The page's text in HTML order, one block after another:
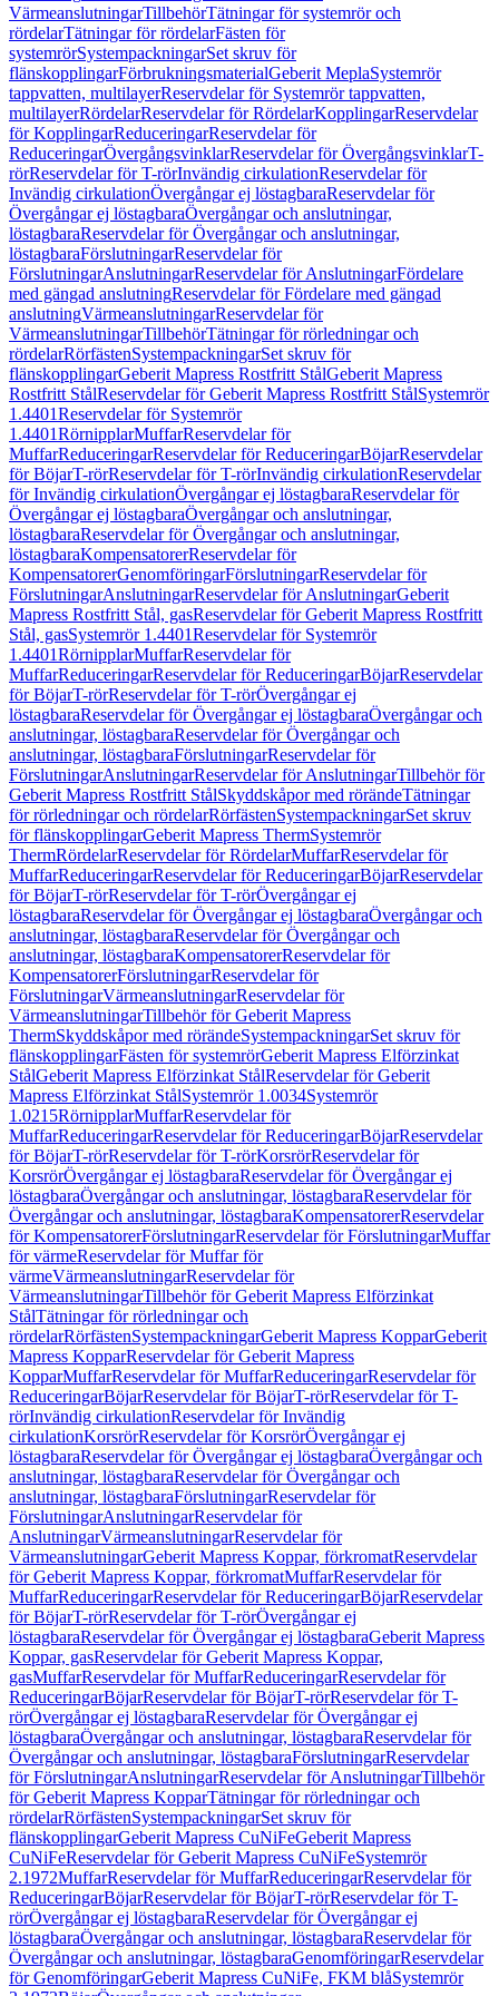
VärmeanslutningarTillbehörTätningar för systemrör och
rördelarTätningar för rördelarFästen för
systemrörSystempackningarSet skruv för
flänskopplingarFörbrukningsmaterialGeberit MeplaSystemrör
tappvatten, multilayerReservdelar för Systemrör tappvatten,
multilayerRördelarReservdelar för RördelarKopplingarReservdelar
för KopplingarReduceringarReservdelar för
ReduceringarÖvergångsvinklarReservdelar för ÖvergångsvinklarT-
rörReservdelar för T-rörInvändig cirkulationReservdelar för
Invändig cirkulationÖvergångar ej löstagbaraReservdelar för
Övergångar ej löstagbaraÖvergångar och anslutningar,
löstagbaraReservdelar för Övergångar och anslutningar,
löstagbaraFörslutningarReservdelar för
FörslutningarAnslutningarReservdelar för AnslutningarFördelare
med gängad anslutningReservdelar för Fördelare med gängad
anslutningVärmeanslutningarReservdelar för
VärmeanslutningarTillbehörTätningar för rörledningar och
rördelarRörfästenSystempackningarSet skruv för
flänskopplingarGeberit Mapress Rostfritt StålGeberit Mapress
Rostfritt StålReservdelar för Geberit Mapress Rostfritt StålSystemrör
1.4401Reservdelar för Systemrör
1.4401RörnipplarMuffarReservdelar för
MuffarReduceringarReservdelar för ReduceringarBöjarReservdelar
för BöjarT-rörReservdelar för T-rörInvändig cirkulationReservdelar
för Invändig cirkulationÖvergångar ej löstagbaraReservdelar för
Övergångar ej löstagbaraÖvergångar och anslutningar,
löstagbaraReservdelar för Övergångar och anslutningar,
löstagbaraKompensatorerReservdelar för
KompensatorerGenomföringarFörslutningarReservdelar för
FörslutningarAnslutningarReservdelar för AnslutningarGeberit
Mapress Rostfritt Stål, gasReservdelar för Geberit Mapress Rostfritt
Stål, gasSystemrör 1.4401Reservdelar för Systemrör
1.4401RörnipplarMuffarReservdelar för
MuffarReduceringarReservdelar för ReduceringarBöjarReservdelar
för BöjarT-rörReservdelar för T-rörÖvergångar ej
löstagbaraReservdelar för Övergångar ej löstagbaraÖvergångar och
anslutningar, löstagbaraReservdelar för Övergångar och
anslutningar, löstagbaraFörslutningarReservdelar för
FörslutningarAnslutningarReservdelar för AnslutningarTillbehör för
Geberit Mapress Rostfritt StålSkyddskåpor med rörändeTätningar
för rörledningar och rördelarRörfästenSystempackningarSet skruv
för flänskopplingarGeberit Mapress ThermSystemrör
ThermRördelarReservdelar för RördelarMuffarReservdelar för
MuffarReduceringarReservdelar för ReduceringarBöjarReservdelar
för BöjarT-rörReservdelar för T-rörÖvergångar ej
löstagbaraReservdelar för Övergångar ej löstagbaraÖvergångar och
anslutningar, löstagbaraReservdelar för Övergångar och
anslutningar, löstagbaraKompensatorerReservdelar för
KompensatorerFörslutningarReservdelar för
FörslutningarVärmeanslutningarReservdelar för
VärmeanslutningarTillbehör för Geberit Mapress
ThermSkyddskåpor med rörändeSystempackningarSet skruv för
flänskopplingarFästen för systemrörGeberit Mapress Elförzinkat
StålGeberit Mapress Elförzinkat StålReservdelar för Geberit
Mapress Elförzinkat StålSystemrör 1.0034Systemrör
1.0215RörnipplarMuffarReservdelar för
MuffarReduceringarReservdelar för ReduceringarBöjarReservdelar
för BöjarT-rörReservdelar för T-rörKorsrörReservdelar för
KorsrörÖvergångar ej löstagbaraReservdelar för Övergångar ej
löstagbaraÖvergångar och anslutningar, löstagbaraReservdelar för
Övergångar och anslutningar, löstagbaraKompensatorerReservdelar
för KompensatorerFörslutningarReservdelar för FörslutningarMuffar
för värmeReservdelar för Muffar för
värmeVärmeanslutningarReservdelar för
VärmeanslutningarTillbehör för Geberit Mapress Elförzinkat
StålTätningar för rörledningar och
rördelarRörfästenSystempackningarGeberit Mapress KopparGeberit
Mapress KopparReservdelar för Geberit Mapress
KopparMuffarReservdelar för MuffarReduceringarReservdelar för
ReduceringarBöjarReservdelar för BöjarT-rörReservdelar för T-
rörInvändig cirkulationReservdelar för Invändig
cirkulationKorsrörReservdelar för KorsrörÖvergångar ej
löstagbaraReservdelar för Övergångar ej löstagbaraÖvergångar och
anslutningar, löstagbaraReservdelar för Övergångar och
anslutningar, löstagbaraFörslutningarReservdelar för
FörslutningarAnslutningarReservdelar för
AnslutningarVärmeanslutningarReservdelar för
VärmeanslutningarGeberit Mapress Koppar, förkromatReservdelar
för Geberit Mapress Koppar, förkromatMuffarReservdelar för
MuffarReduceringarReservdelar för ReduceringarBöjarReservdelar
för BöjarT-rörReservdelar för T-rörÖvergångar ej
löstagbaraReservdelar för Övergångar ej löstagbaraGeberit Mapress
Koppar, gasReservdelar för Geberit Mapress Koppar,
gasMuffarReservdelar för MuffarReduceringarReservdelar för
ReduceringarBöjarReservdelar för BöjarT-rörReservdelar för T-
rörÖvergångar ej löstagbaraReservdelar för Övergångar ej
löstagbaraÖvergångar och anslutningar, löstagbaraReservdelar för
Övergångar och anslutningar, löstagbaraFörslutningarReservdelar
för FörslutningarAnslutningarReservdelar för AnslutningarTillbehör
för Geberit Mapress KopparTätningar för rörledningar och
rördelarRörfästenSystempackningarSet skruv för
flänskopplingarGeberit Mapress CuNiFeGeberit Mapress
CuNiFeReservdelar för Geberit Mapress CuNiFeSystemrör
2.1972MuffarReservdelar för MuffarReduceringarReservdelar för
ReduceringarBöjarReservdelar för BöjarT-rörReservdelar för T-
rörÖvergångar ej löstagbaraReservdelar för Övergångar ej
löstagbaraÖvergångar och anslutningar, löstagbaraReservdelar för
Övergångar och anslutningar, löstagbaraGenomföringarReservdelar
för GenomföringarGeberit Mapress CuNiFe, FKM blåSystemrör